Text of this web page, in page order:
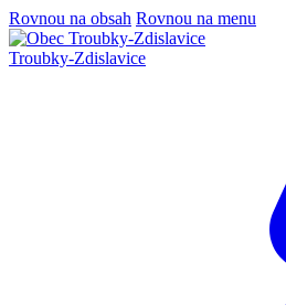
Rovnou na obsah Rovnou na menu
Troubky-Zdislavice